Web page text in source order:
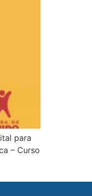
para
– Curso